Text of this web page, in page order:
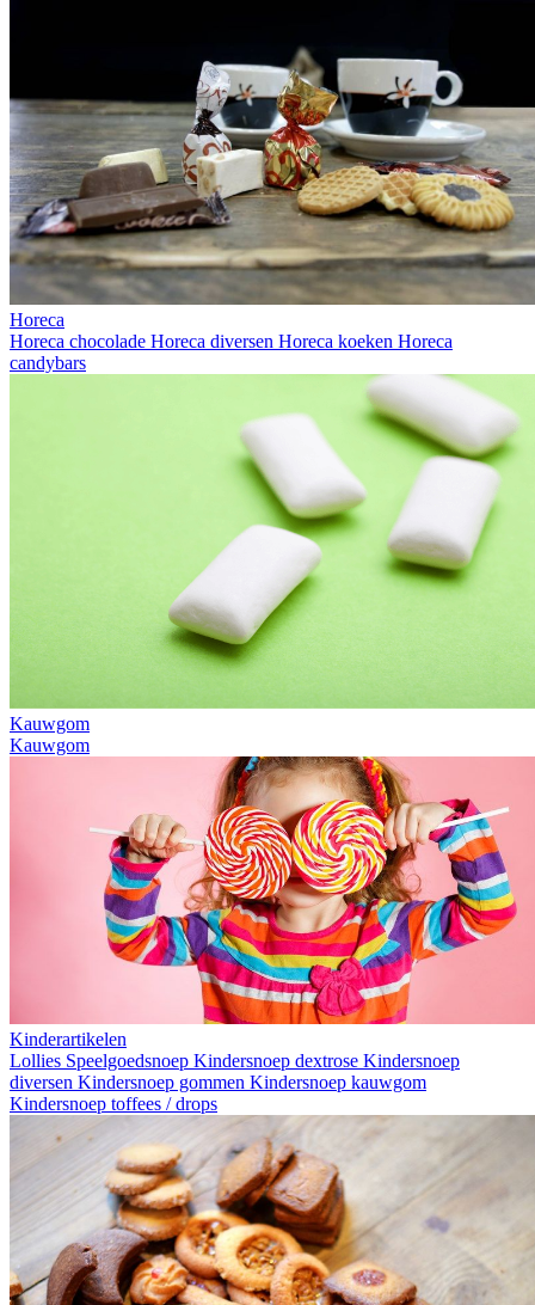
Horeca
Horeca chocolade Horeca diversen Horeca koeken Horeca
candybars
Kauwgom
Kauwgom
Kinderartikelen
Lollies Speelgoedsnoep Kindersnoep dextrose Kindersnoep
diversen Kindersnoep gommen Kindersnoep kauwgom
Kindersnoep toffees / drops